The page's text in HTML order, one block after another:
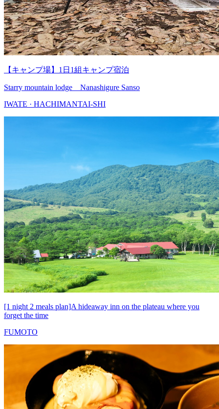
【キャンプ場】1日1組キャンプ宿泊
Starry mountain lodge Nanashigure Sanso
IWATE · HACHIMANTAI-SHI
[1 night 2 meals plan]A hideaway inn on the plateau where you
forget the time
FUMOTO